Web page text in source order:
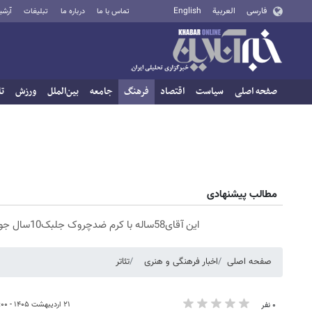
فارسی العربية English تماس با ما درباره ما تبلیغات
صفحه اصلی سیاست اقتصاد فرهنگ جامعه بین‌الملل ورزش
مطالب پیشنهادی
این آقای58ساله با کرم ضدچروک جلبک10سال جوان شد(سفارش با تخفیف)
صفحه اصلی اخبار فرهنگی و هنری تئاتر
۰ نفر ۲۱ اردیبهشت ۱۴۰۵ - ۱۷:۰۰